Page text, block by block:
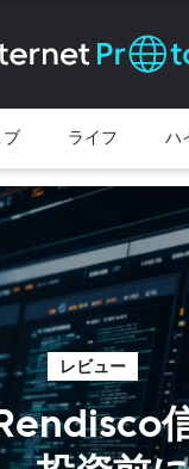
ライフ ハ
レビュー